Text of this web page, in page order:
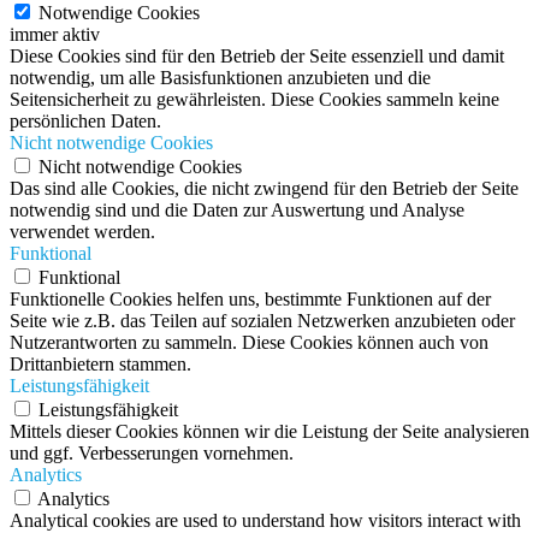
Notwendige Cookies
immer aktiv
Diese Cookies sind für den Betrieb der Seite essenziell und damit
notwendig, um alle Basisfunktionen anzubieten und die
Seitensicherheit zu gewährleisten. Diese Cookies sammeln keine
persönlichen Daten.
Nicht notwendige Cookies
Nicht notwendige Cookies
Das sind alle Cookies, die nicht zwingend für den Betrieb der Seite
notwendig sind und die Daten zur Auswertung und Analyse
verwendet werden.
Funktional
Funktional
Funktionelle Cookies helfen uns, bestimmte Funktionen auf der
Seite wie z.B. das Teilen auf sozialen Netzwerken anzubieten oder
Nutzerantworten zu sammeln. Diese Cookies können auch von
Drittanbietern stammen.
Leistungsfähigkeit
Leistungsfähigkeit
Mittels dieser Cookies können wir die Leistung der Seite analysieren
und ggf. Verbesserungen vornehmen.
Analytics
Analytics
Analytical cookies are used to understand how visitors interact with